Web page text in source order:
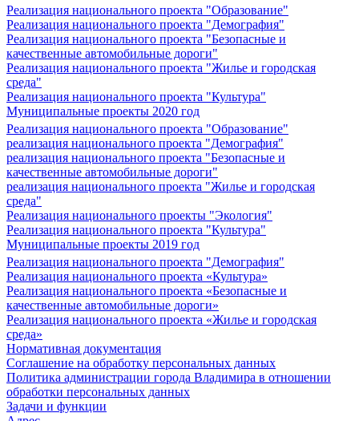
Реализация национального проекта "Образование"
Реализация национального проекта "Демография"
Реализация национального проекта "Безопасные и
качественные автомобильные дороги"
Реализация национального проекта "Жилье и городская
среда"
Реализация национального проекта "Культура"
Муниципальные проекты 2020 год
Реализация национального проекта "Образование"
реализация национального проекта "Демография"
реализация национального проекта "Безопасные и
качественные автомобильные дороги"
реализация национального проекта "Жилье и городская
среда"
Реализация национального проекты "Экология"
Реализация национального проекта "Культура"
Муниципальные проекты 2019 год
Реализация национального проекта "Демография"
Реализация национального проекта «Культура»
Реализация национального проекта «Безопасные и
качественные автомобильные дороги»
Реализация национального проекта «Жилье и городская
среда»
Нормативная документация
Соглашение на обработку персональных данных
Политика администрации города Владимира в отношении
обработки персональных данных
Задачи и функции